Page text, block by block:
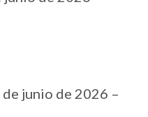
de junio de 2026 –